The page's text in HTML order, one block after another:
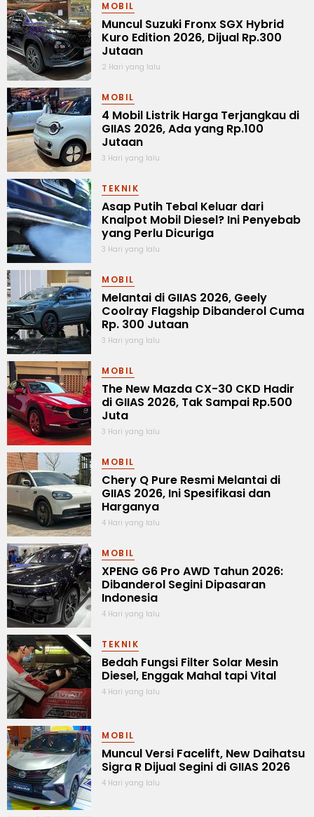
MOBIL
Muncul Suzuki Fronx SGX Hybrid
Kuro Edition 2026, Dijual Rp.300
Jutaan
2 Hari yang lalu
MOBIL
4 Mobil Listrik Harga Terjangkau di
GIIAS 2026, Ada yang Rp.100
Jutaan
3 Hari yang lalu
TEKNIK
Asap Putih Tebal Keluar dari
Knalpot Mobil Diesel? Ini Penyebab
yang Perlu Dicuriga
3 Hari yang lalu
MOBIL
Melantai di GIIAS 2026, Geely
Coolray Flagship Dibanderol Cuma
Rp. 300 Jutaan
3 Hari yang lalu
MOBIL
The New Mazda CX-30 CKD Hadir
di GIIAS 2026, Tak Sampai Rp.500
Juta
3 Hari yang lalu
MOBIL
Chery Q Pure Resmi Melantai di
GIIAS 2026, Ini Spesifikasi dan
Harganya
4 Hari yang lalu
MOBIL
XPENG G6 Pro AWD Tahun 2026:
Dibanderol Segini Dipasaran
Indonesia
4 Hari yang lalu
TEKNIK
Bedah Fungsi Filter Solar Mesin
Diesel, Enggak Mahal tapi Vital
4 Hari yang lalu
MOBIL
Muncul Versi Facelift, New Daihatsu
Sigra R Dijual Segini di GIIAS 2026
4 Hari yang lalu